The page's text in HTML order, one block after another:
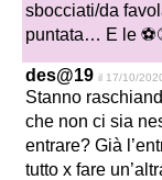
sbocciati/da
puntata… E le
des@19 il 17/10/
Stanno
che non ci sia
entrare? Già
tutto x fare